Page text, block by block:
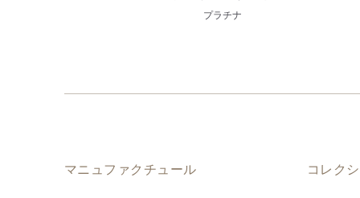
プラチナ
マニュファクチュール コレク